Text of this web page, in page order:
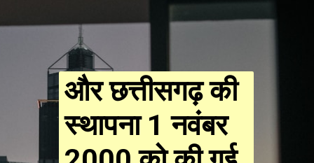
और छत्तीसगढ़ की
स्थापना 1 नवंबर